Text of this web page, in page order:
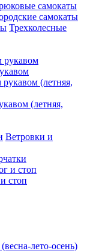
самокаты
самокаты
Трехколесные
(летняя,
Ветровки и
стоп